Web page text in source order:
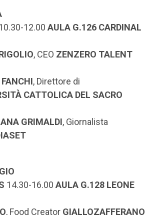
12.00 AULA G.126 CARDINAL
, CEO ZENZERO TALENT
, Direttore di
CATTOLICA DEL SACRO
GRIMALDI, Giornalista
14.30-16.00 AULA G.128 LEONE
, Food Creator GIALLOZAFFERANO